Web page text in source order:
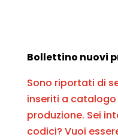
Bollettino nuovi
Sono riportati di
inseriti a
produzione. Sei
codici? Vuoi